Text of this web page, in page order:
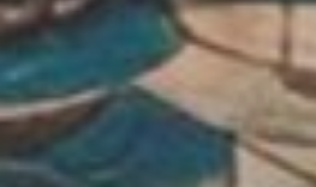
橋梁
モビリティ
その他
建設中・計画中